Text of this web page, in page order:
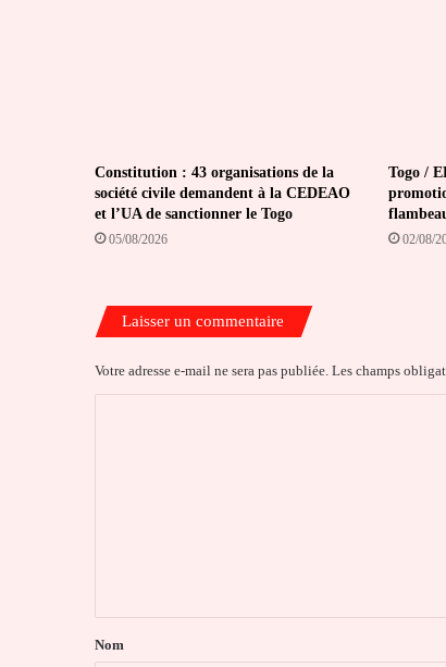
Constitution : 43 organisations de la
société civile demandent à la CEDEAO
et l’UA de sanctionner le Togo
05/08/2026
Togo /
02/08/
Laisser un commentaire
Votre adresse e-mail ne sera pas publiée. Les champs
a
Nom